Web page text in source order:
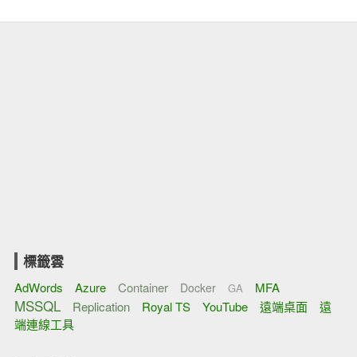
標籤雲
AdWords Azure Container Docker GA MFA
MSSQL Replication Royal TS YouTube 遠端桌面
遠
端連線工具